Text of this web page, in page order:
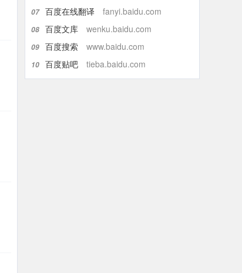
07 百度在线翻译 fanyi.baidu.com
08 百度文库 wenku.baidu.com
09 百度搜索 www.baidu.com
10 百度贴吧 tieba.baidu.com